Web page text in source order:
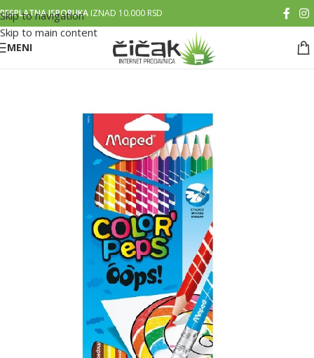
Skip to navigation
Skip to main content
BESPLATNA ISPORUKA IZNAD 10.000 RSD
MENI